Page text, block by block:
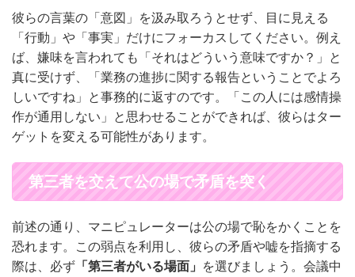
彼らの言葉の「意図」を汲み取ろうとせず、目に見える
「行動」や「事実」だけにフォーカスしてください。例え
ば、嫌味を言われても「それはどういう意味ですか？」と
真に受けず、「業務の進捗に関する報告ということでよろ
しいですね」と事務的に返すのです。「この人には感情操
作が通用しない」と思わせることができれば、彼らはター
ゲットを変える可能性があります。
第三者を交えて公の場で矛盾を突く
前述の通り、マニピュレーターは公の場で恥をかくことを
恐れます。この弱点を利用し、彼らの矛盾や嘘を指摘する
際は、必ず 「第三者がいる場面」 を選びましょう。会議中